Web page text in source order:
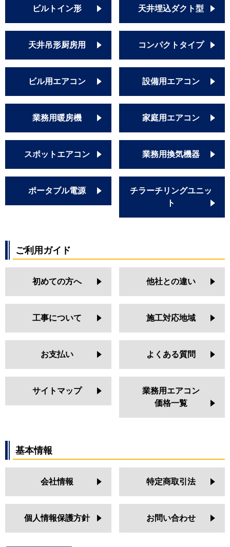
ビルトイン形 天井埋込ダクト型
天井吊形厨房用 コンパクトタイプ
ビル用エアコン 設備用エアコン
業務用暖房機 家庭用エアコン
スポットエアコン 業務用換気機器
ポータブル電源
チラーチリングユニッ
ト
ご利用ガイド
初めての方へ 他社との違い
工事について 施工対応地域
お支払い よくある質問
サイトマップ
業務用エアコン
価格一覧
基本情報
会社情報 特定商取引法
個人情報保護方針 お問い合わせ